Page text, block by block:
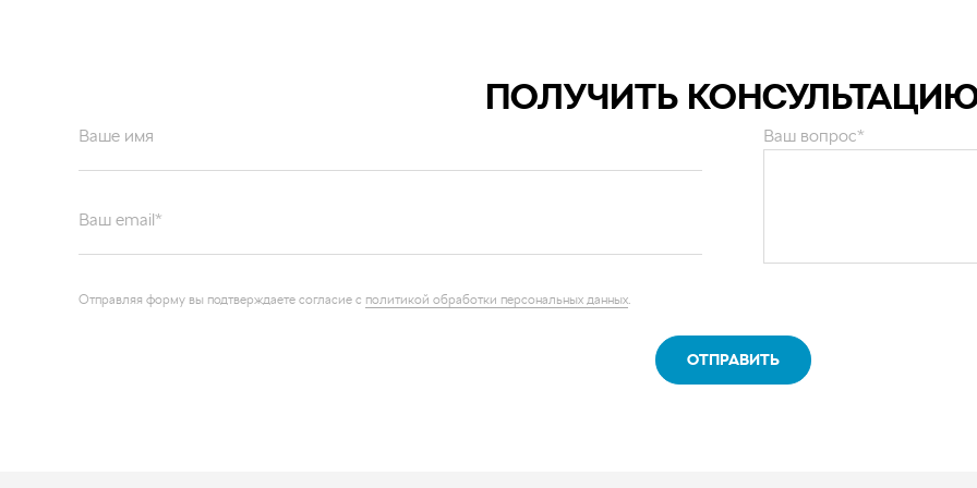
ПОЛУЧИТЬ
Ваше имя Ваш вопрос*
Отправляя форму вы подтверждаете согласие с